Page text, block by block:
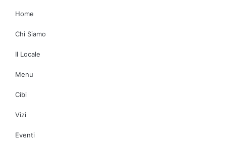
Home
Chi Siamo
Il Locale
Menu
Cibi
Vizi
Eventi